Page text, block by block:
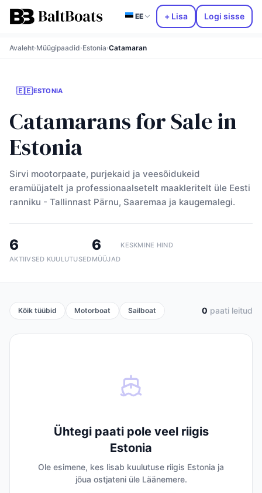
EE + Lisa Logi sisse
Avaleht›Müügipaadid›Estonia›Catamaran
🇪🇪ESTONIA
Catamarans for Sale in
Estonia
Sirvi mootorpaate, purjekaid ja veesõidukeid
eramüüjatelt ja professionaalsetelt maakleritelt üle Eesti
ranniku - Tallinnast Pärnu, Saaremaa ja kaugemalegi.
6
AKTIIVSED KUULUTUSED
6
MÜÜJAD
KESKMINE HIND
Kõik tüübid Motorboat Sailboat 0 paati leitud
Ühtegi paati pole veel riigis
Estonia
Ole esimene, kes lisab kuulutuse riigis Estonia ja
jõua ostjateni üle Läänemere.